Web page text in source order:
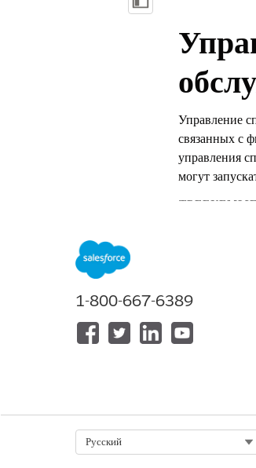
Показать содержание
Управление
связанных с
управления
могут
Доступно в
СМ. ТАКЖЕ:
Отправка
Настройка
ЭТА СТАТЬЯ
Оставьте свой
1-800-667-6389
Русский